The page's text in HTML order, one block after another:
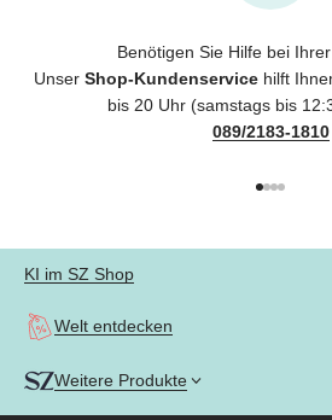
Benötigen Sie Hilfe bei
Unser Shop-Kundenservicehilft
bis 20 Uhr (samstags bis
089/2183-1810
KI im SZ Shop
Welt entdecken
Weitere Produkte